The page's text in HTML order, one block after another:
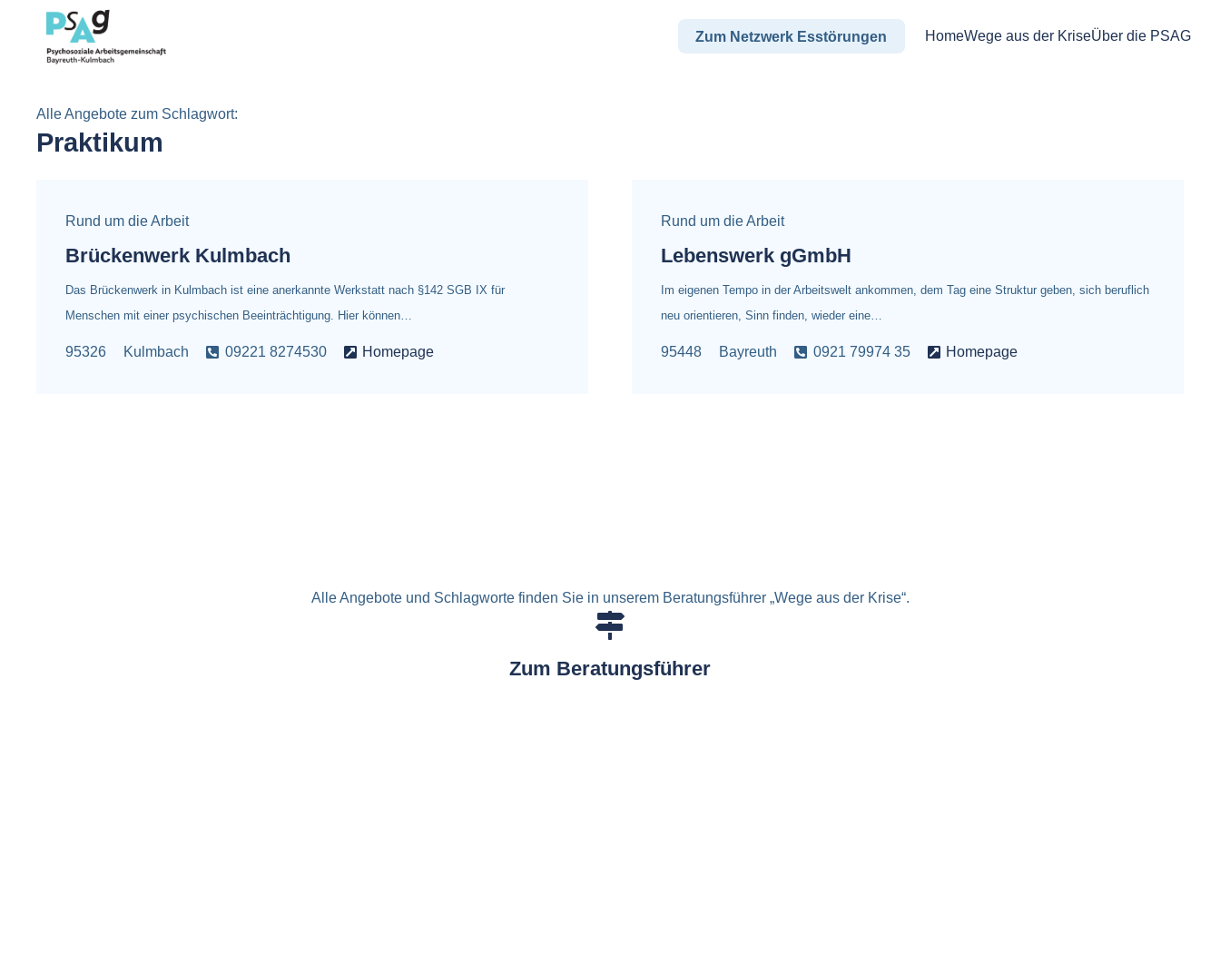
Zum Netzwerk Esstörungen HomeWege aus der KriseÜber die PSAG
Alle Angebote zum Schlagwort:
Praktikum
Rund um die Arbeit
Brückenwerk Kulmbach
Das Brückenwerk in Kulmbach ist eine anerkannte Werkstatt nach §142 SGB IX für
Menschen mit einer psychischen Beeinträchtigung. Hier können…
95326 Kulmbach 09221 8274530 Homepage
Rund um die Arbeit
Lebenswerk gGmbH
Im eigenen Tempo in der Arbeitswelt ankommen, dem Tag eine Struktur geben, sich beruflich
neu orientieren, Sinn finden, wieder eine…
95448 Bayreuth 0921 79974 35 Homepage
Alle Angebote und Schlagworte finden Sie in unserem Beratungsführer „Wege aus der Krise“.
Zum Beratungsführer